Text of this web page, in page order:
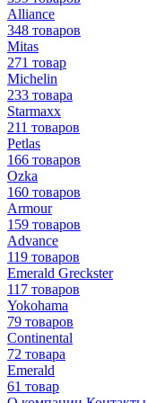
Alliance
348 товаров
Mitas
271 товар
Michelin
233 товара
Starmaxx
211 товаров
Petlas
166 товаров
Ozka
160 товаров
Armour
159 товаров
Advance
119 товаров
Emerald Greckster
117 товаров
Yokohama
79 товаров
Continental
72 товара
Emerald
61 товар